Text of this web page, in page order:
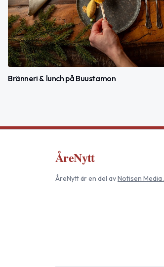
Bränneri & lunch på Buustamon
ÅreNytt
ÅreNyttär en del avNotisen Media